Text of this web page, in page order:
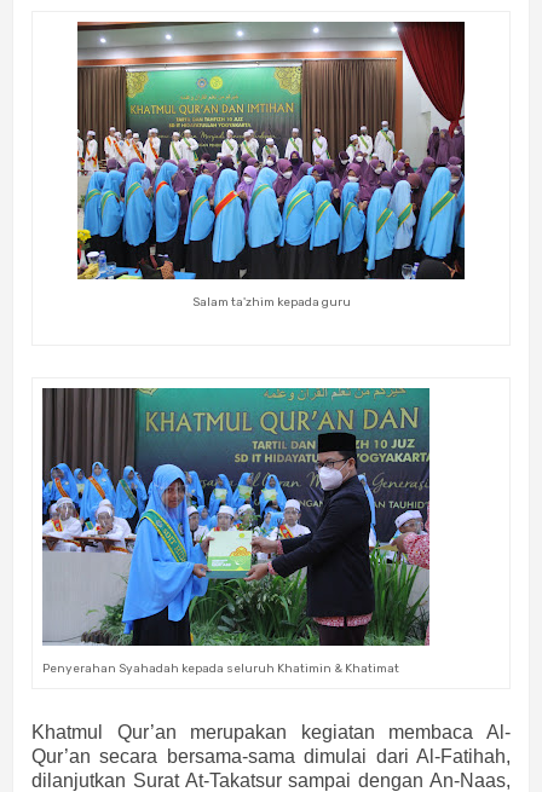
Salam ta'zhim kepada guru
Penyerahan Syahadah kepada seluruh Khatimin & Khatimat
Khatmul Qur’an merupakan kegiatan membaca Al-
Qur’an secara bersama-sama dimulai dari Al-Fatihah,
dilanjutkan Surat At-Takatsur sampai dengan An-Naas,